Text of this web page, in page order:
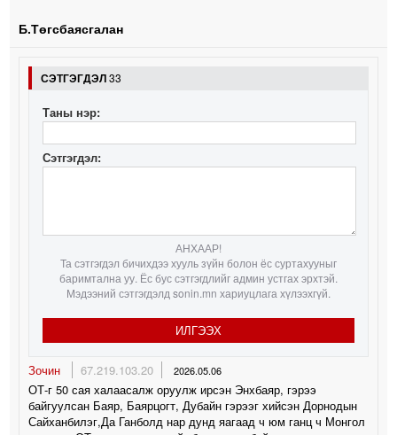
Б.Төгсбаясгалан
СЭТГЭГДЭЛ33
Таны нэр:
Сэтгэгдэл:
АНХААР!
Та сэтгэгдэл бичихдээ хууль зүйн болон ёс суртахууныг
баримтална уу. Ёс бус сэтгэгдлийг админ устгах эрхтэй.
Мэдээний сэтгэгдэлд sonin.mn хариуцлага хүлээхгүй.
ИЛГЭЭХ
Зочин 67.219.103.20 2026.05.06
ОТ-г 50 сая халаасалж оруулж ирсэн Энхбаяр, гэрээ
байгуулсан Баяр, Баярцогт, Дубайн гэрээг хийсэн Дорнодын
Сайханбилэг,Да Ганболд нар дунд яагаад ч юм ганц ч Монгол